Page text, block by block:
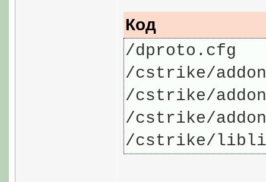
Код
/dproto.cfg
/cstrike/
/cstrike/
/cstrike/
/cstrike/